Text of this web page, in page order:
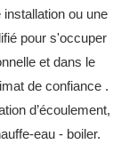
ou une
pour s'occuper
et dans le
de confiance .
d’écoulement,
eau - boiler.